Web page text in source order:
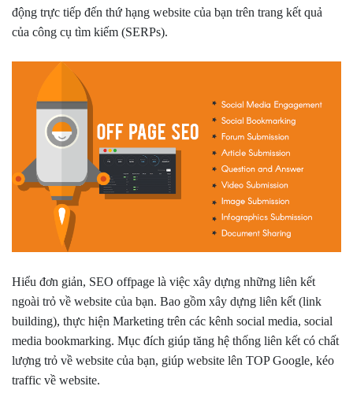
động trực tiếp đến thứ hạng website của bạn trên trang kết quả
của công cụ tìm kiếm (SERPs).
Hiểu đơn giản, SEO offpage là việc xây dựng những liên kết
ngoài trỏ về website của bạn. Bao gồm xây dựng liên kết (link
building), thực hiện Marketing trên các kênh social media, social
media bookmarking. Mục đích giúp tăng hệ thống liên kết có chất
lượng trỏ về website của bạn, giúp website lên TOP Google, kéo
traffic về website.